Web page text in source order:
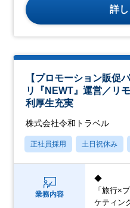
詳
【プロモーション販促
リ『NEWT』運営／リ
利厚生充実
株式会社令和トラベル
正社員採用 土日祝休み
業務内容
◆
「旅行×
ケティン